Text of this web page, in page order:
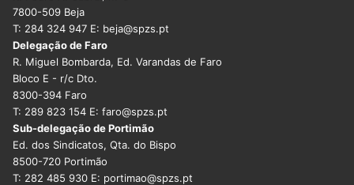
7800-509 Beja
T: 284 324 947 E: beja@spzs.pt
Delegação de Faro
R. Miguel Bombarda, Ed. Varandas de Faro
Bloco E - r/c Dto.
8300-394 Faro
T: 289 823 154 E: faro@spzs.pt
Sub-delegação de Portimão
Ed. dos Sindicatos, Qta. do Bispo
8500-720 Portimão
T: 282 485 930 E: portimao@spzs.pt